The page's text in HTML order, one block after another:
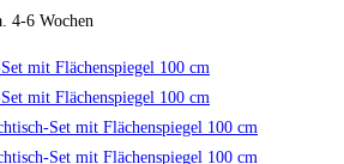
4-6 Wochen